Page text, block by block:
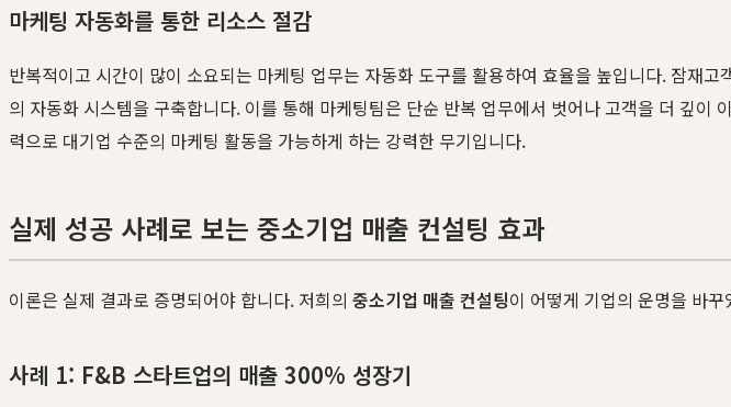
마케팅 자동화를 통한 리소스 절감
반복적이고 시간이 많이 소요되는 마케팅 업무는 자동화 도구를 활용하여 효율을 높입니다. 잠재
의 자동화 시스템을 구축합니다. 이를 통해 마케팅팀은 단순 반복 업무에서 벗어나 고객을 더 깊
력으로 대기업 수준의 마케팅 활동을 가능하게 하는 강력한 무기입니다.
실제 성공 사례로 보는 중소기업 매출 컨설팅 효과
이론은 실제 결과로 증명되어야 합니다. 저희의 중소기업 매출 컨설팅이 어떻게 기업의 운명을 바
사례 1: F&B 스타트업의 매출 300% 성장기